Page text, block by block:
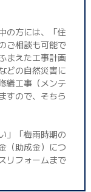
の方には、「住
ご相談も可能で
まえた工事計画
どの自然災害に
繕工事（メンテ
すので、そちら
」「梅雨時期の
（助成金）につ
リフォームまで